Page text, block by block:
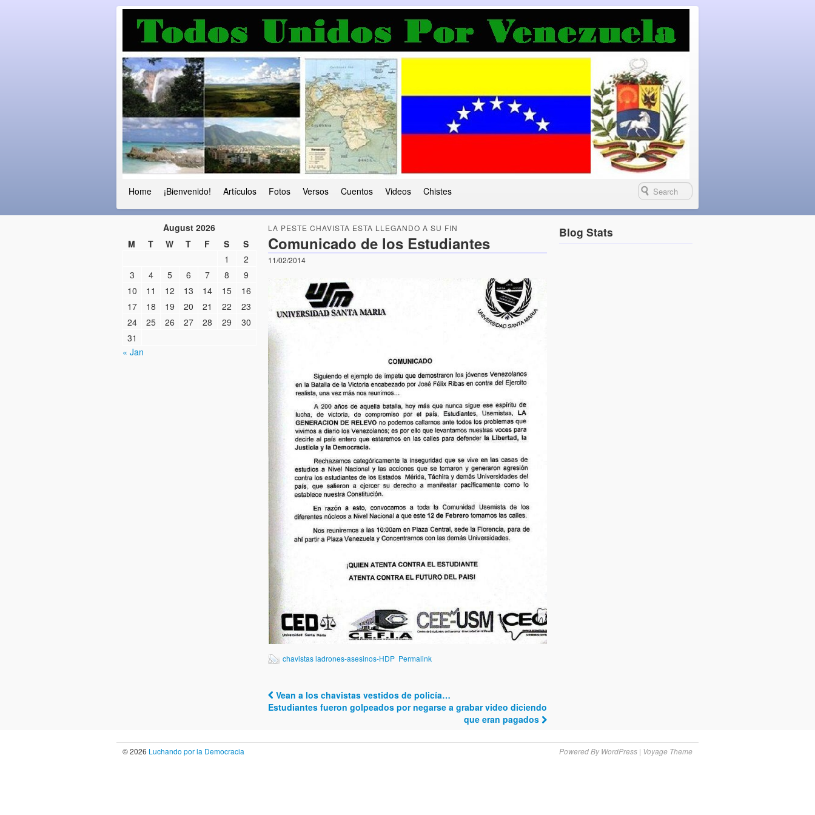
Luchando por la Democracia
Fuera el chavismo, la peor peste que le ha caido a esta tierra
Home ¡Bienvenido! Artículos Fotos Versos Cuentos Videos Chistes
LA PESTE CHAVISTA ESTA LLEGANDO A SU FIN
Comunicado de los Estudiantes
11/02/2014
chavistas ladrones-asesinos-HDP Permalink
Post navigation
Vean a los chavistas vestidos de policía…
Estudiantes fueron golpeados por negarse a grabar video diciendo
que eran pagados
August 2026
M
T W T F S
S
1
2
3
4 5 6 7 8
9
10
11 12 13 14 15
16
17
18 19 20 21 22
23
24
25 26 27 28 29
30
31
« Jan
Blog Stats
© 2026 Luchando por la Democracia Powered By WordPress | Voyage Theme